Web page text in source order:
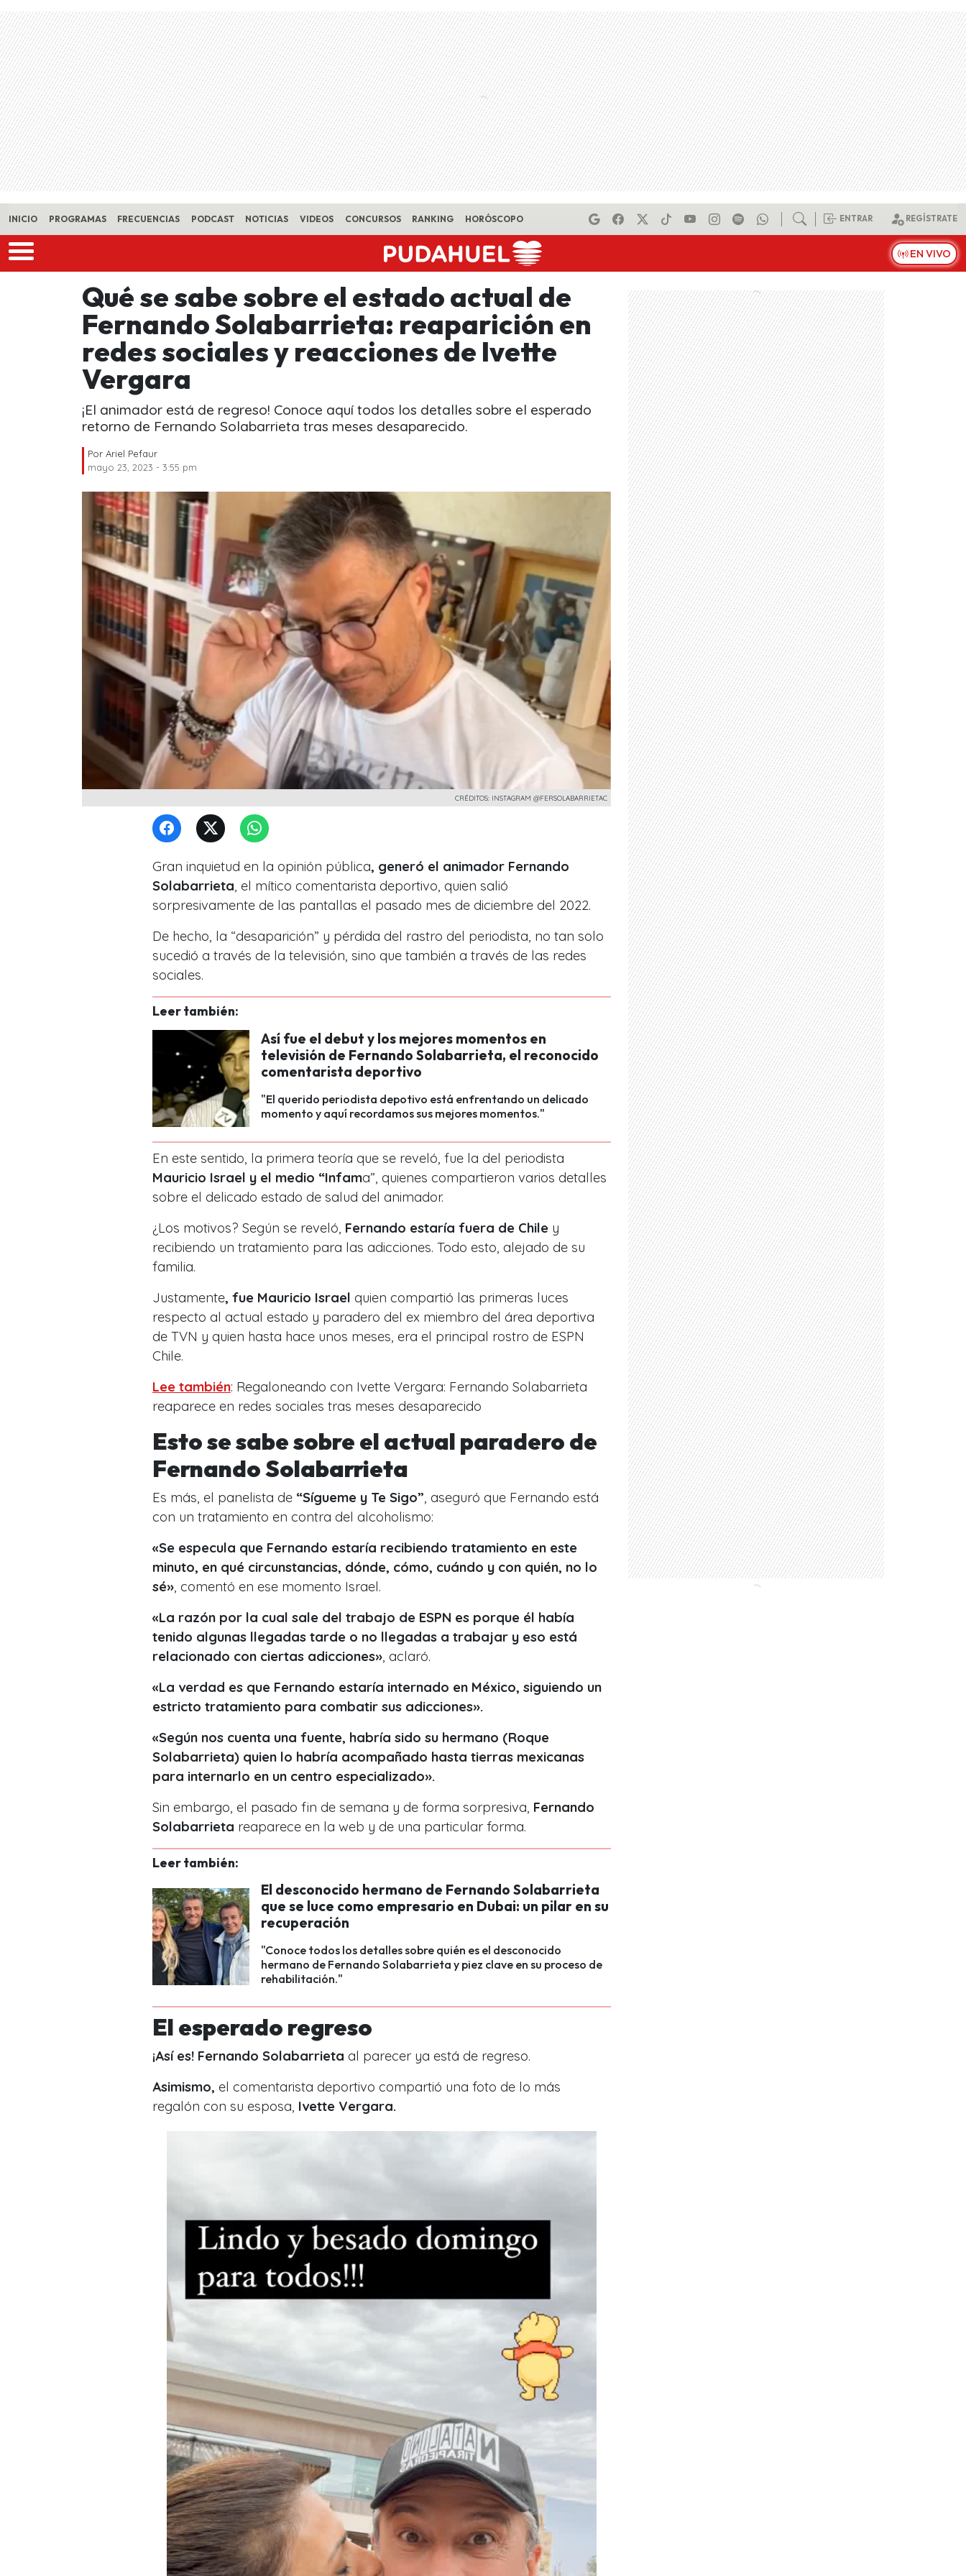
Skip to main content
INICIO PROGRAMAS FRECUENCIAS PODCAST NOTICIAS VIDEOS CONCURSOS RANKING HORÓSCOPO ENTRAR REGÍSTRATE
EN VIVO
Qué se sabe sobre el estado actual de
Fernando Solabarrieta: reaparición en
redes sociales y reacciones de Ivette
Vergara
¡El animador está de regreso! Conoce aquí todos los detalles sobre el esperado
retorno de Fernando Solabarrieta tras meses desaparecido.
Por Ariel Pefaur
mayo 23, 2023 - 3:55 pm
CRÉDITOS: INSTAGRAM @FERSOLABARRIETAC
Gran inquietud en la opinión pública, generó el animador Fernando
Solabarrieta , el mítico comentarista deportivo, quien salió
sorpresivamente de las pantallas el pasado mes de diciembre del 2022.
De hecho, la “desaparición” y pérdida del rastro del periodista, no tan solo
sucedió a través de la televisión, sino que también a través de las redes
sociales.
Leer también:
Así fue el debut y los mejores momentos en
televisión de Fernando Solabarrieta, el reconocido
comentarista deportivo
"El querido periodista depotivo está enfrentando un delicado
momento y aquí recordamos sus mejores momentos."
En este sentido, la primera teoría que se reveló, fue la del periodista
Mauricio Israel y el medio “Infama”, quienes compartieron varios detalles
sobre el delicado estado de salud del animador.
¿Los motivos? Según se reveló, Fernando estaría fuera de Chile y
recibiendo un tratamiento para las adicciones. Todo esto, alejado de su
familia.
Justamente, fue Mauricio Israel quien compartió las primeras luces
respecto al actual estado y paradero del ex miembro del área deportiva
de TVN y quien hasta hace unos meses, era el principal rostro de ESPN
Chile.
Lee también: Regaloneando con Ivette Vergara: Fernando Solabarrieta
reaparece en redes sociales tras meses desaparecido
Esto se sabe sobre el actual paradero de
Fernando Solabarrieta
Es más, el panelista de “Sígueme y Te Sigo” , aseguró que Fernando está
con un tratamiento en contra del alcoholismo:
«Se especula que Fernando estaría recibiendo tratamiento en este
minuto, en qué circunstancias, dónde, cómo, cuándo y con quién, no lo
sé» , comentó en ese momento Israel.
«La razón por la cual sale del trabajo de ESPN es porque él había
tenido algunas llegadas tarde o no llegadas a trabajar y eso está
relacionado con ciertas adicciones» , aclaró.
«La verdad es que Fernando estaría internado en México, siguiendo un
estricto tratamiento para combatir sus adicciones».
«Según nos cuenta una fuente, habría sido su hermano (Roque
Solabarrieta) quien lo habría acompañado hasta tierras mexicanas
para internarlo en un centro especializado».
Sin embargo, el pasado fin de semana y de forma sorpresiva, Fernando
Solabarrieta reaparece en la web y de una particular forma.
Leer también:
El desconocido hermano de Fernando Solabarrieta
que se luce como empresario en Dubai: un pilar en su
recuperación
"Conoce todos los detalles sobre quién es el desconocido
hermano de Fernando Solabarrieta y piez clave en su proceso de
rehabilitación."
El esperado regreso
¡Así es! Fernando Solabarrieta al parecer ya está de regreso.
Asimismo, el comentarista deportivo compartió una foto de lo más
regalón con su esposa, Ivette Vergara.